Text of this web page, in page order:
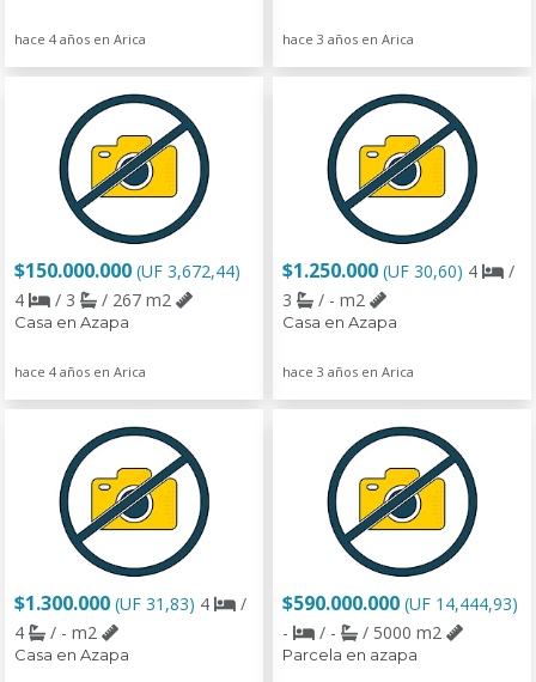
hace 4 años en Arica hace 3 años en Arica
$150.000.000 (UF 3,672,44)
4
/ 3 / 267 m2
Casa en Azapa
hace 4 años en Arica
$1.250.000 (UF 30,60) 4
/
3
/ - m2
Casa en Azapa
hace 3 años en Arica
$1.300.000 (UF 31,83) 4
/
4
/ - m2
Casa en Azapa
$590.000.000 (UF 14,444,93)
-
/ - / 5000 m2
Parcela en azapa